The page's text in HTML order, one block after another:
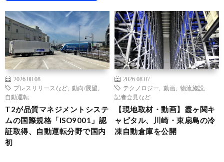
2026.08.08
プレスリリースなど
動向/展望
自動運転
T2が品質マネジメントシステ
ムの国際規格「ISO9001」認
証取得、自動運転分野で国内
初
2026.08.07
テクノロジー
動画 物流施設
記者会見など
【現地取材・動画】霞ヶ関キ
ャピタル、川崎・東扇島の冷
凍自動倉庫を公開